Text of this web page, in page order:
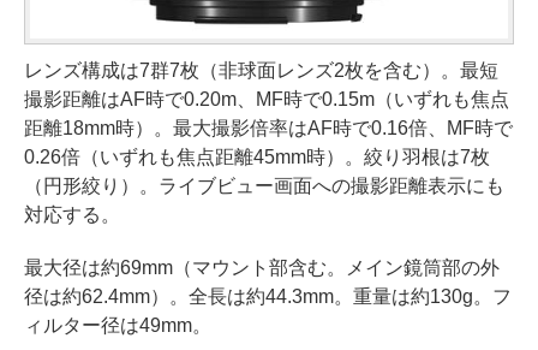
レンズ構成は7群7枚（非球面レンズ2枚を含む）。最短
撮影距離はAF時で0.20m、MF時で0.15m（いずれも焦点
距離18mm時）。最大撮影倍率はAF時で0.16倍、MF時で
0.26倍（いずれも焦点距離45mm時）。絞り羽根は7枚
（円形絞り）。ライブビュー画面への撮影距離表示にも
対応する。
最大径は約69mm（マウント部含む。メイン鏡筒部の外
径は約62.4mm）。全長は約44.3mm。重量は約130g。フ
ィルター径は49mm。